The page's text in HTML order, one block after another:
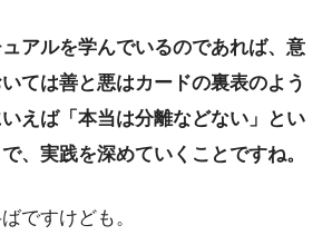
アルを学んでいるのであれば、意
ては善と悪はカードの裏表のよう
えば「本当は分離などない」とい
、実践を深めていくことですね。
ですけども。